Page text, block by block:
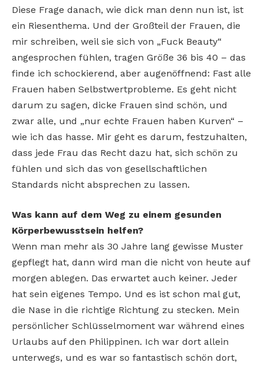
Diese Frage danach, wie dick man denn nun ist, ist
ein Riesenthema. Und der Großteil der Frauen, die
mir schreiben, weil sie sich von „Fuck Beauty“
angesprochen fühlen, tragen Größe 36 bis 40 – das
finde ich schockierend, aber augenöffnend: Fast alle
Frauen haben Selbstwertprobleme. Es geht nicht
darum zu sagen, dicke Frauen sind schön, und
zwar alle, und „nur echte Frauen haben Kurven“ –
wie ich das hasse. Mir geht es darum, festzuhalten,
dass jede Frau das Recht dazu hat, sich schön zu
fühlen und sich das von gesellschaftlichen
Standards nicht absprechen zu lassen.
Was kann auf dem Weg zu einem gesunden
Körperbewusstsein helfen?
Wenn man mehr als 30 Jahre lang gewisse Muster
gepflegt hat, dann wird man die nicht von heute auf
morgen ablegen. Das erwartet auch keiner. Jeder
hat sein eigenes Tempo. Und es ist schon mal gut,
die Nase in die richtige Richtung zu stecken. Mein
persönlicher Schlüsselmoment war während eines
Urlaubs auf den Philippinen. Ich war dort allein
unterwegs, und es war so fantastisch schön dort,